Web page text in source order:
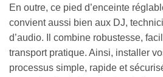
En outre, ce pied d’enceinte
convient aussi bien aux DJ,
d’audio. Il combine robustesse,
transport pratique. Ainsi, installer
processus simple, rapide et